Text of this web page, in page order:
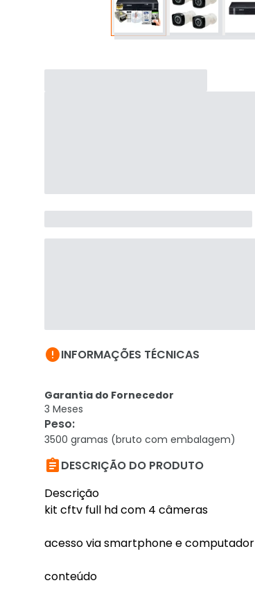
INFORMAÇÕES TÉCNICAS
Garantia do Fornecedor
3 Meses
Peso:
3500 gramas (bruto com embalagem)
DESCRIÇÃO DO PRODUTO
Descrição
kit cftv full hd com 4 câmeras
acesso via smartphone e computador
conteúdo